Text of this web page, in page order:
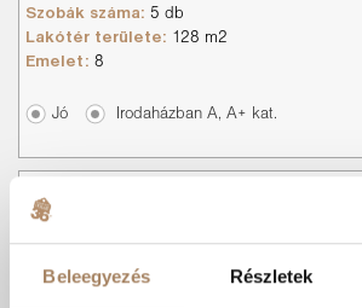
Beleegyezés Részletek
Szobák száma: 5 db
Lakótér területe: 128 m2
Emelet: 8
Jó Irodaházban A, A+ kat.